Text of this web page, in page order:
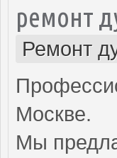
ремонт
Ремонт
Москве.
Мы